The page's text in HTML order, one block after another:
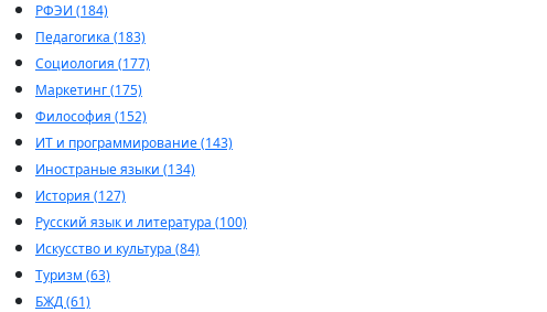
РФЭИ (184)
Педагогика (183)
Социология (177)
Маркетинг (175)
Философия (152)
ИТ и программирование (143)
Иностраные языки (134)
История (127)
Русский язык и литература (100)
Искусство и культура (84)
Туризм (63)
БЖД (61)